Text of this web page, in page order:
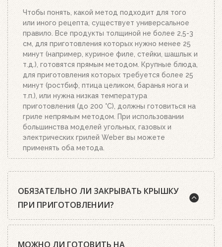
Чтобы понять, какой метод подходит для того
или иного рецепта, существует универсальное
правило. Все продукты толщиной не более 2,5-3
см, для приготовления которых нужно менее 25
минут (например, куриное филе, стейки, шашлык и
т.д.), готовятся прямым методом. Крупные блюда,
для приготовления которых требуется более 25
минут (ростбиф, птица целиком, баранья нога и
т.п.), или нужна низкая температура
приготовления (до 200 °C), должны готовиться на
гриле непрямым методом. При использовании
большинства моделей угольных, газовых и
электрических грилей Weber вы можете
применять оба метода.
ОБЯЗАТЕЛЬНО ЛИ ЗАКРЫВАТЬ КРЫШКУ
ПРИ ПРИГОТОВЛЕНИИ?
готовить на гриле с закрытой крышкой. А среди
МОЖНО ЛИ ГОТОВИТЬ НА